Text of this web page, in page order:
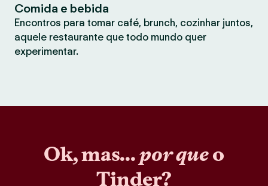
Comida e bebida
Encontros para tomar café, brunch, cozinhar juntos,
aquele restaurante que todo mundo quer
experimentar.
Ok, mas...por queo
Tinder?